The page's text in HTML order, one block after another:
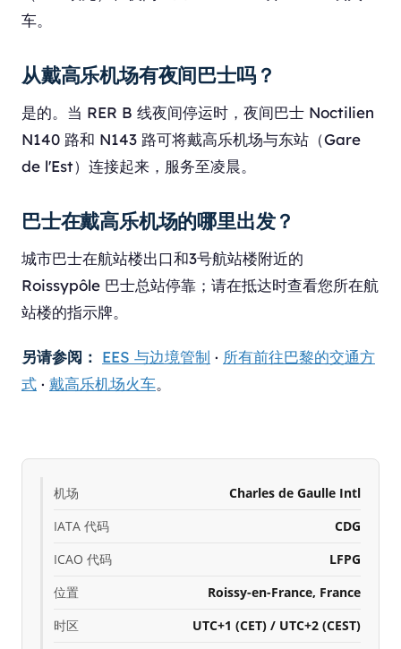
车。
从戴高乐机场有夜间巴士吗？
是的。当 RER B 线夜间停运时，夜间巴士 Noctilien
N140 路和 N143 路可将戴高乐机场与东站（Gare
de l'Est）连接起来，服务至凌晨。
巴士在戴高乐机场的哪里出发？
城市巴士在航站楼出口和3号航站楼附近的
Roissypôle 巴士总站停靠；请在抵达时查看您所在航
站楼的指示牌。
另请参阅： EES 与边境管制 · 所有前往巴黎的交通方
式 · 戴高乐机场火车。
机场
Charles de Gaulle Intl
IATA 代码
CDG
ICAO 代码
LFPG
位置
Roissy-en-France, France
时区
UTC+1 (CET) / UTC+2 (CEST)